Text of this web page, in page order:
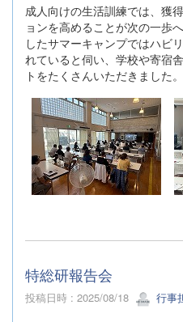
成人向けの生活訓練では、獲
ョンを高めることが次の一歩
したサマーキャンプではハビ
れていると伺い、学校や寄宿
トをたくさんいただきました。
特総研報告会
投稿日時 : 2025/08/18 行事